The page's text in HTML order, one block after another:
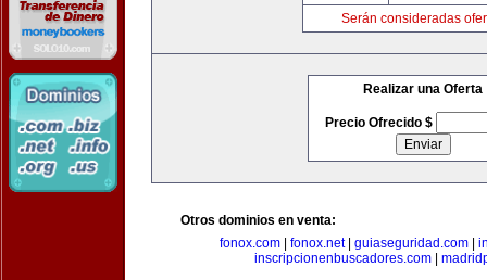
Serán consideradas
Realizar una Oferta
Precio Ofrecido $
Otros dominios en venta:
fonox.com| fonox.net| guiaseguridad.com|
inscripcionenbuscadores.com|